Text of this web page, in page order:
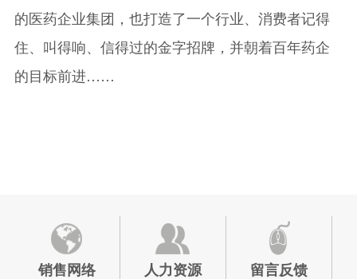
的医药企业集团，也打造了一个行业、消费者记得
住、叫得响、信得过的金字招牌，并朝着百年药企
的目标前进……
销售网络 人力资源 留言反馈